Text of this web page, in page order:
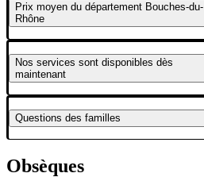
Prix moyen du département Bouches-du-
Rhône
Nos services sont disponibles dès
maintenant
Questions des familles
Obsèques